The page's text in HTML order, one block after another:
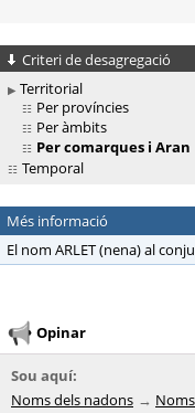
Criteri de desagregació
Territorial
Per províncies
Per àmbits
Per comarques i Aran
Temporal
Més informació
El nom ARLET (nena) al
Opinar
Sou aquí:
Noms dels nadons